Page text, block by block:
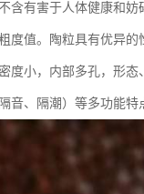
含有害于人体健康和
值。陶粒具有优异的
度小，内部多孔，形态
音、隔潮）等多功能特